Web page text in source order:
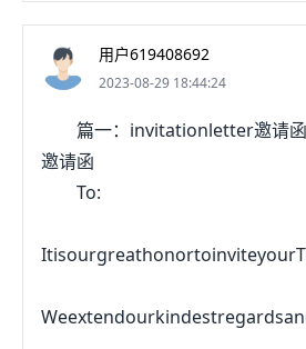
用户619408692
2023-08-29 18:44:24
篇一：invitationletter邀请函
邀请函
To: